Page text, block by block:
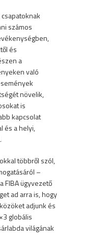
számos
és
a
való
növelik,
is
kapcsolat
és a helyi,
többről szól,
–
FIBA ügyvezető
ad arra is, hogy
adjunk és
globális
világának